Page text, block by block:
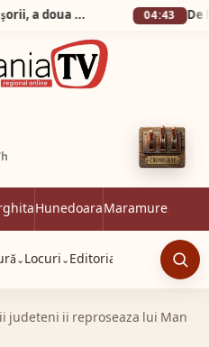
Silva Logistic Services. Muntele Bǎişorii, a doua cea mai oznificatǎ zonǎ din Europa, un colț de rai unde sălbăticia Apusenilor întâlnește liniștea profundă a brazilor falnici. 04:43
HunedoaraMaramureș
⌄ Locuri ⌄ Editorial
judeteni ii reproseaza lui Man